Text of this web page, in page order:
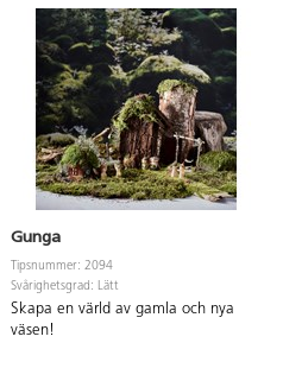
Gunga
Tipsnummer: 2094
Svårighetsgrad: Lätt
Skapa en värld av gamla och nya
väsen!